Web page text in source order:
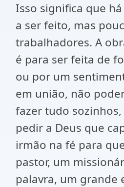
Isso significa que
a ser feito, mas
trabalhadores. A
é para ser feita de
ou por um
em união, não
fazer tudo
pedir a Deus que
irmão na fé para
pastor, um
palavra, um grande